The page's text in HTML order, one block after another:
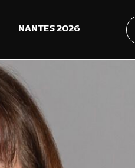
NANTES 2026